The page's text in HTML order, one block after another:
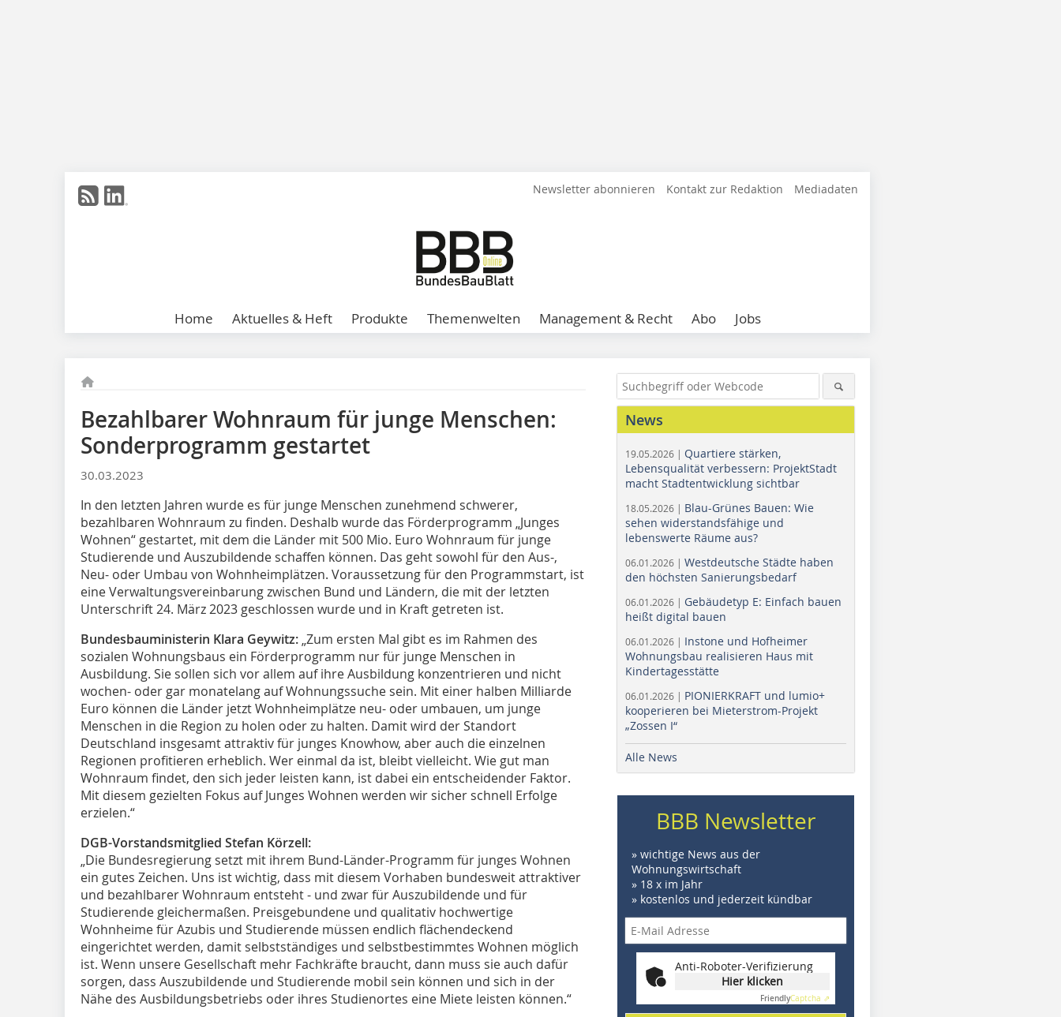
Newsletter abonnieren Kontakt zur Redaktion Mediadaten
Home Aktuelles & Heft Produkte Themenwelten Management & Recht Abo Jobs
Bezahlbarer Wohnraum für junge Menschen:
Sonderprogramm gestartet
30.03.2023
In den letzten Jahren wurde es für junge Menschen zunehmend schwerer,
bezahlbaren Wohnraum zu finden. Deshalb wurde das Förderprogramm „Junges
Wohnen“ gestartet, mit dem die Länder mit 500 Mio. Euro Wohnraum für junge
Studierende und Auszubildende schaffen können. Das geht sowohl für den Aus-,
Neu- oder Umbau von Wohnheimplätzen. Voraussetzung für den Programmstart, ist
eine Verwaltungsvereinbarung zwischen Bund und Ländern, die mit der letzten
Unterschrift 24. März 2023 geschlossen wurde und in Kraft getreten ist.
Bundesbauministerin Klara Geywitz: „Zum ersten Mal gibt es im Rahmen des
sozialen Wohnungsbaus ein Förderprogramm nur für junge Menschen in
Ausbildung. Sie sollen sich vor allem auf ihre Ausbildung konzentrieren und nicht
wochen- oder gar monatelang auf Wohnungssuche sein. Mit einer halben Milliarde
Euro können die Länder jetzt Wohnheimplätze neu- oder umbauen, um junge
Menschen in die Region zu holen oder zu halten. Damit wird der Standort
Deutschland insgesamt attraktiv für junges Knowhow, aber auch die einzelnen
Regionen profitieren erheblich. Wer einmal da ist, bleibt vielleicht. Wie gut man
Wohnraum findet, den sich jeder leisten kann, ist dabei ein entscheidender Faktor.
Mit diesem gezielten Fokus auf Junges Wohnen werden wir sicher schnell Erfolge
erzielen.“
DGB-Vorstandsmitglied Stefan Körzell:
„Die Bundesregierung setzt mit ihrem Bund-Länder-Programm für junges Wohnen
ein gutes Zeichen. Uns ist wichtig, dass mit diesem Vorhaben bundesweit attraktiver
und bezahlbarer Wohnraum entsteht - und zwar für Auszubildende und für
Studierende gleichermaßen. Preisgebundene und qualitativ hochwertige
Wohnheime für Azubis und Studierende müssen endlich flächendeckend
eingerichtet werden, damit selbstständiges und selbstbestimmtes Wohnen möglich
ist. Wenn unsere Gesellschaft mehr Fachkräfte braucht, dann muss sie auch dafür
sorgen, dass Auszubildende und Studierende mobil sein können und sich in der
Nähe des Ausbildungsbetriebs oder ihres Studienortes eine Miete leisten können.“
News
19.05.2026 | Quartiere stärken,
Lebensqualität verbessern: ProjektStadt
macht Stadtentwicklung sichtbar
18.05.2026 | Blau-Grünes Bauen: Wie
sehen widerstandsfähige und
lebenswerte Räume aus?
06.01.2026 | Westdeutsche Städte haben
den höchsten Sanierungsbedarf
06.01.2026 | Gebäudetyp E: Einfach bauen
heißt digital bauen
06.01.2026 | Instone und Hofheimer
Wohnungsbau realisieren Haus mit
Kindertagesstätte
06.01.2026 | PIONIERKRAFT und lumio+
kooperieren bei Mieterstrom-Projekt
„Zossen I“
Alle News
BBB Newsletter
» wichtige News aus der
Wohnungswirtschaft
» 18 x im Jahr
» kostenlos und jederzeit kündbar
Anti-Roboter-Verifizierung
Hier klicken
FriendlyCaptcha ⇗